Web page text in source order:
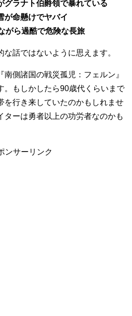
グラナト伯爵領で暴れている
が命懸けでヤバイ
がら過酷で危険な長旅
な話ではないように思えます。
側諸国の戦災孤児：フェルン』
。もしかしたら90歳代くらいまで
を行き来していたのかもしれませ
ターは勇者以上の功労者なのかも
ンサーリンク